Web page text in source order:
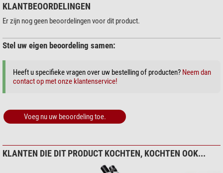
Geschikt voor
Professionals
-
Toepassingsgebied
Toepassing
Materiaal-technologie
ja
Safe Easy Cam Filter
$ 6,90*
Onderhoud > Lens cleaners (4)
$ 1,90*
+ Toon meer accessoires in deze categorie: 3
Onderhoud > Andere (2)
Omegon microvezel
reinigingsdoekje 20cm x 20cm
KLANTBEOORDELINGEN
Er zijn nog geen beoordelingen voor dit product.
Stel uw eigen beoordeling samen:
Heeft u specifieke vragen over uw bestelling of producten? Neem dan
contact op met onze klantenservice!
Voeg nu uw beoordeling toe.
KLANTEN DIE DIT PRODUCT KOCHTEN, KOCHTEN OOK...